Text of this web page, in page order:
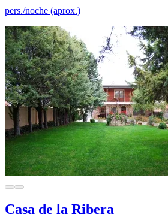
pers./noche (aprox.)
Casa de la Ribera